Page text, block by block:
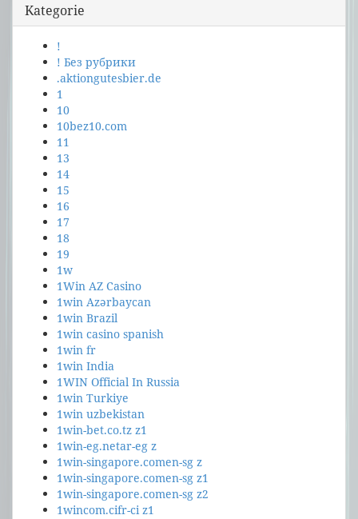
Kategorie
!
! Без рубрики
.aktiongutesbier.de
1
10
10bez10.com
11
13
14
15
16
17
18
19
1w
1Win AZ Casino
1win Azərbaycan
1win Brazil
1win casino spanish
1win fr
1win India
1WIN Official In Russia
1win Turkiye
1win uzbekistan
1win-bet.co.tz z1
1win-eg.netar-eg z
1win-singapore.comen-sg z
1win-singapore.comen-sg z1
1win-singapore.comen-sg z2
1wincom.cifr-ci z1